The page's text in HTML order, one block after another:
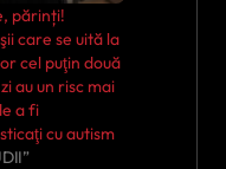
părinți!
care se uită la
cel puţin două
au un risc mai
a fi
cu autism